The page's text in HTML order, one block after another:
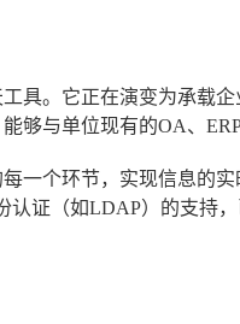
具。它正在演变为承载
够与单位现有的OA、
一个环节，实现信息的
认证（如LDAP）的支持